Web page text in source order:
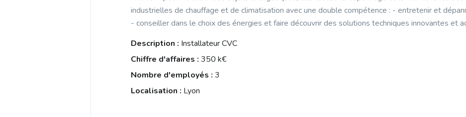
industrielles de chauffage et de climatisation avec une double compétence : - entretenir et
- conseiller dans le choix des énergies et faire découvrir des solutions techniques innovantes et
Description : Installateur CVC
Chiffre d'affaires : 350 k€
Nombre d'employés : 3
Localisation : Lyon